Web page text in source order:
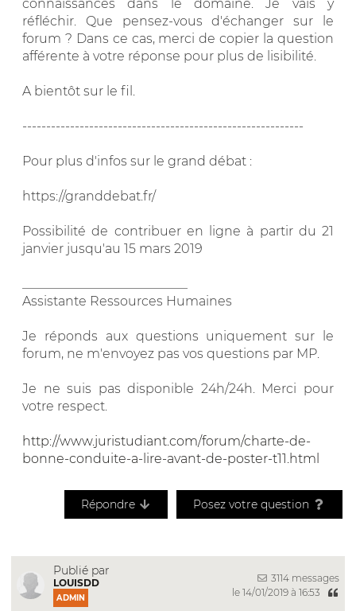
connaissances dans le domaine. Je vais y
réfléchir. Que pensez-vous d'échanger sur le
forum ? Dans ce cas, merci de copier la question
afférente à votre réponse pour plus de lisibilité.
A bientôt sur le fil.
-----------------------------------------------------------
Pour plus d'infos sur le grand débat :
https://granddebat.fr/
Possibilité de contribuer en ligne à partir du 21
janvier jusqu'au 15 mars 2019
Assistante Ressources Humaines
Je réponds aux questions uniquement sur le
forum, ne m'envoyez pas vos questions par MP.
Je ne suis pas disponible 24h/24h. Merci pour
votre respect.
http://www.juristudiant.com/forum/charte-de-
bonne-conduite-a-lire-avant-de-poster-t11.html
Répondre Posez votre question
Publié par
LOUISDD
ADMIN
3114 messages
le 14/01/2019 à 16:53